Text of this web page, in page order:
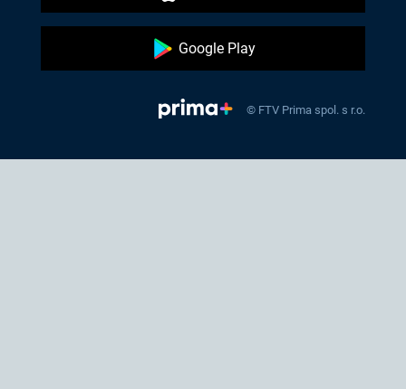
Google Play
© FTV Prima spol. s r.o.